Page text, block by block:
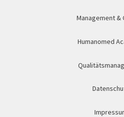
Management &
Humanomed